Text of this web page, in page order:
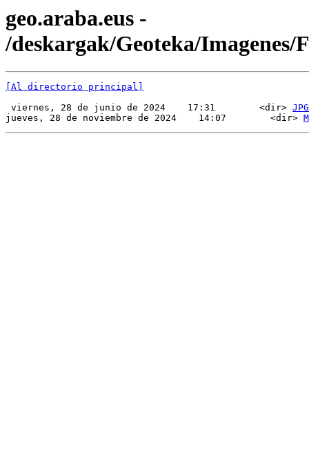
geo.araba.eus -
/deskargak/Geoteka/Imagenes/
[Al directorio principal]
viernes, 28 de junio de 2024    17:31        <dir> JPG
jueves, 28 de noviembre de 2024    14:07        <dir>